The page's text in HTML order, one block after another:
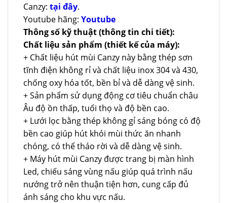
Canzy: tại đây.
Youtube hãng: Youtube
Thông số kỹ thuật (thông tin chi tiết):
Chất liệu sản phẩm (thiết kế của máy):
+ Chất liệu hút mùi Canzy này bằng thép sơn
tĩnh điện không rỉ và chất liệu inox 304 và 430,
chống oxy hóa tốt, bền bỉ và dễ dàng vệ sinh.
+ Sản phẩm sử dụng động cơ tiêu chuẩn châu
Âu độ ồn thấp, tuổi thọ và độ bền cao.
+ Lưới lọc bằng thép không gỉ sáng bóng có độ
bền cao giúp hút khói mùi thức ăn nhanh
chóng, có thể tháo rời và dễ dàng vệ sinh.
+ Máy hút mùi Canzy được trang bị màn hình
Led, chiếu sáng vùng nấu giúp quá trình nấu
nướng trở nên thuận tiện hơn, cung cấp đủ
ánh sáng cho khu vực nấu.